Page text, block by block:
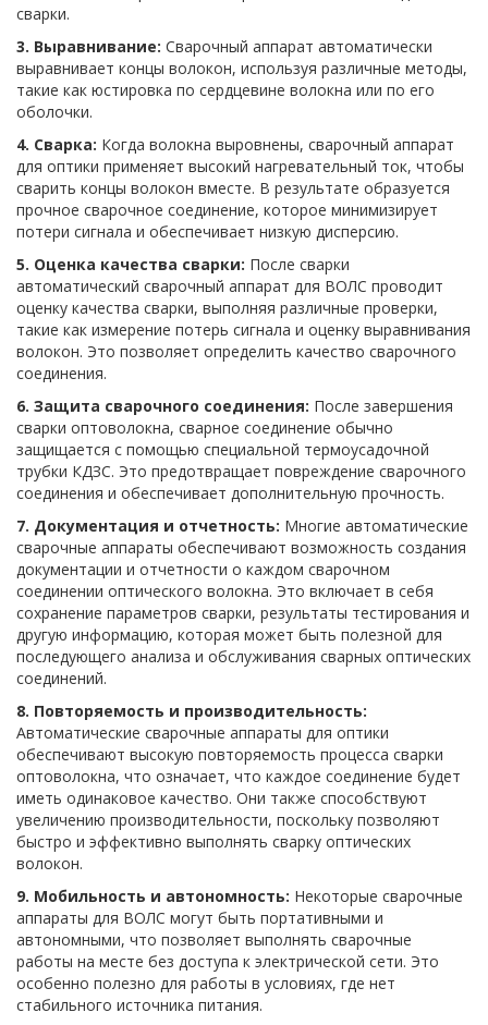
сварки.
3. Выравнивание: Сварочный аппарат автоматически
выравнивает концы волокон, используя различные методы,
такие как юстировка по сердцевине волокна или по его
оболочки.
4. Сварка: Когда волокна выровнены, сварочный аппарат
для оптики применяет высокий нагревательный ток, чтобы
сварить концы волокон вместе. В результате образуется
прочное сварочное соединение, которое минимизирует
потери сигнала и обеспечивает низкую дисперсию.
5. Оценка качества сварки: После сварки
автоматический сварочный аппарат для ВОЛС проводит
оценку качества сварки, выполняя различные проверки,
такие как измерение потерь сигнала и оценку выравнивания
волокон. Это позволяет определить качество сварочного
соединения.
6. Защита сварочного соединения: После завершения
сварки оптоволокна, сварное соединение обычно
защищается с помощью специальной термоусадочной
трубки КДЗС. Это предотвращает повреждение сварочного
соединения и обеспечивает дополнительную прочность.
7. Документация и отчетность: Многие автоматические
сварочные аппараты обеспечивают возможность создания
документации и отчетности о каждом сварочном
соединении оптического волокна. Это включает в себя
сохранение параметров сварки, результаты тестирования и
другую информацию, которая может быть полезной для
последующего анализа и обслуживания сварных оптических
соединений.
8. Повторяемость и производительность:
Автоматические сварочные аппараты для оптики
обеспечивают высокую повторяемость процесса сварки
оптоволокна, что означает, что каждое соединение будет
иметь одинаковое качество. Они также способствуют
увеличению производительности, поскольку позволяют
быстро и эффективно выполнять сварку оптических
волокон.
9. Мобильность и автономность: Некоторые сварочные
аппараты для ВОЛС могут быть портативными и
автономными, что позволяет выполнять сварочные
работы на месте без доступа к электрической сети. Это
особенно полезно для работы в условиях, где нет
стабильного источника питания.